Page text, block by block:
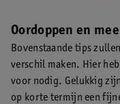
Oordoppen en
Bovenstaande tips
verschil maken. Hier
voor nodig. Gelukkig
op korte termijn een